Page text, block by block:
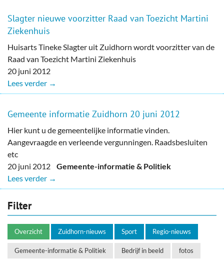
Slagter nieuwe voorzitter Raad van Toezicht Martini
Ziekenhuis
Huisarts Tineke Slagter uit Zuidhorn wordt voorzitter van de
Raad van Toezicht Martini Ziekenhuis
20 juni 2012
Lees verder →
Gemeente informatie Zuidhorn 20 juni 2012
Hier kunt u de gemeentelijke informatie vinden.
Aangevraagde en verleende vergunningen. Raadsbesluiten
etc
20 juni 2012 Gemeente-informatie & Politiek
Lees verder →
Filter
Overzicht Zuidhorn-nieuws Sport Regio-nieuws
Gemeente-informatie & Politiek Bedrijf in beeld fotos